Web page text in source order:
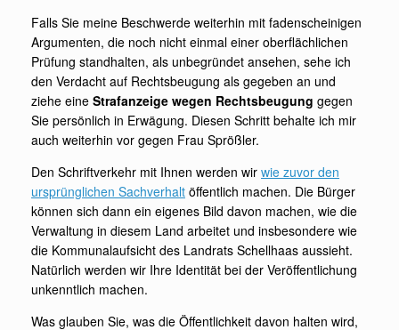
Falls Sie meine Beschwerde weiterhin mit fadenscheinigen
Argumenten, die noch nicht einmal einer oberflächlichen
Prüfung standhalten, als unbegründet ansehen, sehe ich
den Verdacht auf Rechtsbeugung als gegeben an und
ziehe eine Strafanzeige wegen Rechtsbeugung gegen
Sie persönlich in Erwägung. Diesen Schritt behalte ich mir
auch weiterhin vor gegen Frau Sprößler.
Den Schriftverkehr mit Ihnen werden wir wie zuvor den
ursprünglichen Sachverhalt öffentlich machen. Die Bürger
können sich dann ein eigenes Bild davon machen, wie die
Verwaltung in diesem Land arbeitet und insbesondere wie
die Kommunalaufsicht des Landrats Schellhaas aussieht.
Natürlich werden wir Ihre Identität bei der Veröffentlichung
unkenntlich machen.
Was glauben Sie, was die Öffentlichkeit davon halten wird,